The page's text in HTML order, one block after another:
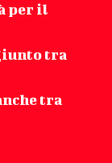
per il
tra
tra